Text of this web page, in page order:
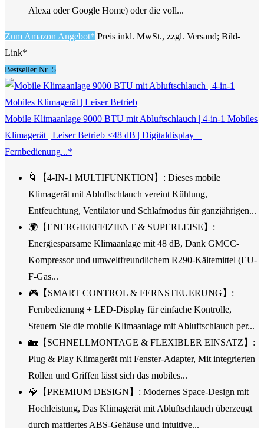
Alexa oder Google Home) oder die voll...
Zum Amazon Angebot* Preis inkl. MwSt., zzgl. Versand; Bild-
Link*
Bestseller Nr. 5
Mobile Klimaanlage 9000 BTU mit Abluftschlauch | 4-in-1 Mobiles
Klimagerät | Leiser Betrieb <48 dB | Digitaldisplay +
Fernbedienung...*
🌀【4-IN-1 MULTIFUNKTION】: Dieses mobile
Klimagerät mit Abluftschlauch vereint Kühlung,
Entfeuchtung, Ventilator und Schlafmodus für ganzjährigen...
🌍【ENERGIEEFFIZIENT & SUPERLEISE】:
Energiesparsame Klimaanlage mit 48 dB, Dank GMCC-
Kompressor und umweltfreundlichem R290-Kältemittel (EU-
F-Gas...
🎮【SMART CONTROL & FERNSTEUERUNG】:
Fernbedienung + LED-Display für einfache Kontrolle,
Steuern Sie die mobile Klimaanlage mit Abluftschlauch per...
🏡【SCHNELLMONTAGE & FLEXIBLER EINSATZ】:
Plug & Play Klimagerät mit Fenster-Adapter, Mit integrierten
Rollen und Griffen lässt sich das mobiles...
💎【PREMIUM DESIGN】: Modernes Space-Design mit
Hochleistung, Das Klimagerät mit Abluftschlauch überzeugt
durch mattiertes ABS-Gehäuse und intuitive...